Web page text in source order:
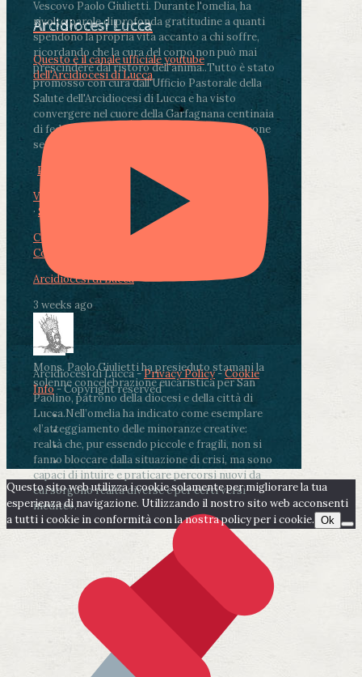
Vescovo Paolo Giulietti. Durante l'omelia, ha
rivolto parole di profonda gratitudine a quanti
spendono la propria vita accanto a chi soffre,
ricordando che la cura del corpo non può mai
prescindere dal ristoro dell'anima..Tutto è stato
promosso con cura dall'Ufficio Pastorale della
Salute dell'Arcidiocesi di Lucca e ha visto
convergere nel cuore della Garfagnana centinaia
di fedeli, operatori sanitari, volontari e persone
segnate dalla malattia.
Photo
View on Facebook
· Share
Condividi su Facebook
Condividi su LinkedIn
Arcidiocesi di Lucca
3 weeks ago
Mons. Paolo Giulietti ha presieduto stamani la
solenne concelebrazione eucaristica per San
Paolino, patrono della diocesi e della città di
Lucca.Nell’omelia ha indicato come esemplare
«l’atteggiamento delle minoranze creative:
realtà che, pur essendo piccole e fragili, non si
fanno bloccare dalla situazione di crisi, ma sono
capaci di intuire e praticare percorsi nuovi da
cui sorgono realtà diverse e per certi versi
inedite».
Arcidiocesi Lucca
Questo è il canale ufficiale youtube
dell'Arcidiocesi di Lucca
Arcidiocesi di Lucca -Privacy Policy-Cookie
Info- Copyright reserved
Questo sito web utilizza i cookie solamente per migliorare la tua
esperienza di navigazione. Utilizzando il nostro sito web acconsenti
a tutti i cookie in conformità con la nostra policy per i cookie. Ok